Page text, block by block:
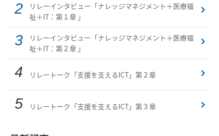
リレーインタビュー「ナレッジマネジメント＋医療福
祉＋IT：第１章 」
リレーインタビュー「ナレッジマネジメント＋医療福
祉＋IT：第２章 」
リレートーク「支援を支えるICT」第２章
リレートーク「支援を支えるICT」第３章